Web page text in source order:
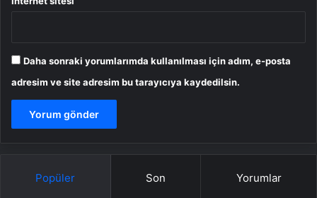
Daha sonraki yorumlarımda kullanılması için adım, e-posta
adresim ve site adresim bu tarayıcıya kaydedilsin.
Popüler Son Yorumlar